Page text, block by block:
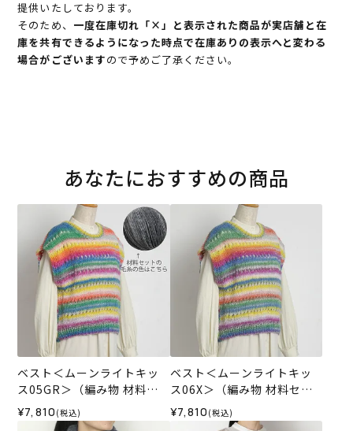
提供いたしております。
そのため、 一度在庫切れ「×」と表示された商品が実店舗と在
庫を共有できるようになった時点で在庫ありの表示へと変わる
場合がございますので予めご了承ください。
あなたにおすすめの商品
ベスト＜ムーンライトキッ
ス05GR＞（編み物 材料セ
ット）
¥7,810 (税込)
ベスト＜ムーンライトキッ
ス06X＞（編み物 材料セッ
ト）
¥7,810 (税込)